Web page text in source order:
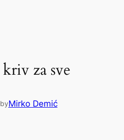
za sve
byMirko Demić